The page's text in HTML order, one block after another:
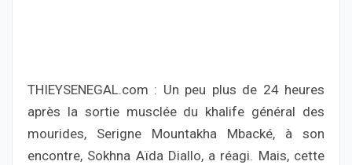
THIEYSENEGAL.com : Un peu plus de 24 heures
après la sortie musclée du khalife général des
mourides, Serigne Mountakha Mbacké, à son
encontre, Sokhna Aïda Diallo, a réagi. Mais, cette